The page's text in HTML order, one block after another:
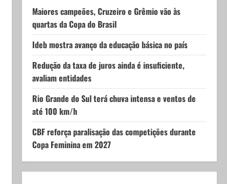
Maiores campeões, Cruzeiro e Grêmio vão às
quartas da Copa do Brasil
Ideb mostra avanço da educação básica no país
Redução da taxa de juros ainda é insuficiente,
avaliam entidades
Rio Grande do Sul terá chuva intensa e ventos de
até 100 km/h
CBF reforça paralisação das competições durante
Copa Feminina em 2027